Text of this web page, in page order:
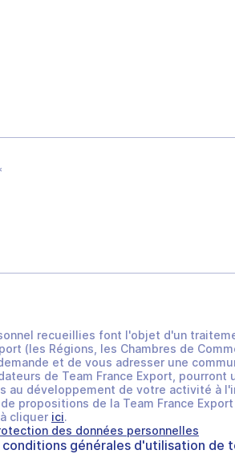
recueillies font l'objet d'un
(les Régions, les Chambres de
et de vous adresser une
de Team France Export,
au développement de votre activité à
propositions de la Team France
cliquer ici.
des données personnelles
conditions générales d'utilisation de